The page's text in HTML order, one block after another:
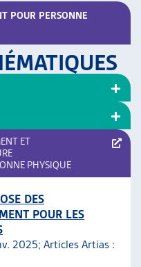
POUR PERSONNE
ET
PHYSIQUE
DES
POUR LES
2025; Articles Artias :